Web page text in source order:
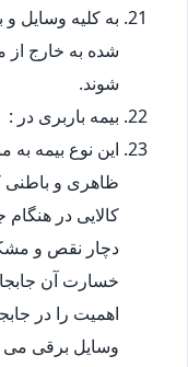
به کلیه وسایل
شده به خارج از
شوند.
بیمه باربری در :
این نوع بیمه
ظاهری و باطنی
کالایی در
دچار نقص و
خسارت آن جابجا
اهمیت را در
وسایل برقی می